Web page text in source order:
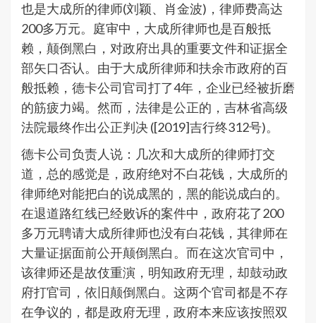
也是大成所的律师(刘颖、肖金波)，律师费高达
200多万元。庭审中，大成所律师也是百般抵
赖，颠倒黑白，对政府出具的重要文件和证据全
部矢口否认。由于大成所律师和扶余市政府的百
般抵赖，德卡公司官司打了4年，企业已经被折磨
的筋疲力竭。然而，法律是公正的，吉林省高级
法院最终作出公正判决 ([2019]吉行终312号)。
德卡公司负责人说：几次和大成所的律师打交
道，总的感觉是，政府绝对不白花钱，大成所的
律师绝对能把白的说成黑的，黑的能说成白的。
在退道路红线已经败诉的案件中，政府花了200
多万元聘请大成所律师也没有白花钱，其律师在
大量证据面前公开颠倒黑白。而在这次官司中，
该律师还是故伎重演，明知政府无理，却鼓动政
府打官司，依旧颠倒黑白。这两个官司都是不存
在争议的，都是政府无理，政府本来应该按照双